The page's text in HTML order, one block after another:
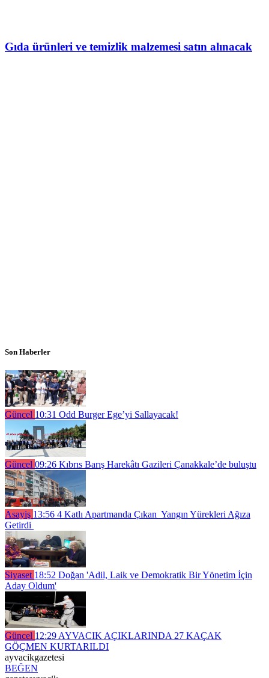
Gıda ürünleri ve temizlik malzemesi satın alınacak
Son Haberler
Güncel 10:31 Odd Burger Ege’yi Sallayacak!
Güncel 09:26 Kıbrıs Barış Harekâtı Gazileri Çanakkale’de buluştu
Asayiş 13:56 4 Katlı Apartmanda Çıkan Yangın Yürekleri Ağıza
Getirdi
Siyaset 18:52 Doğan 'Adil, Laik ve Demokratik Bir Yönetim İçin
Aday Oldum'
Güncel 12:29 AYVACIK AÇIKLARINDA 27 KAÇAK
GÖÇMEN KURTARILDI
ayvacikgazetesi
BEĞEN